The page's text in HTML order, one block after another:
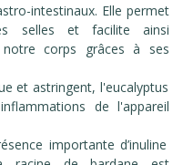
intestinaux. Elle permet
selles et facilite ainsi
corps grâces à ses
et astringent, l'eucalyptus
de l'appareil
importante d’inuline